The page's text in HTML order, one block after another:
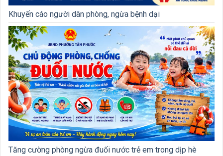
Khuyến cáo người dân phòng, ngừa bệnh dại
Tăng cường phòng ngừa đuối nước trẻ em trong dịp hè